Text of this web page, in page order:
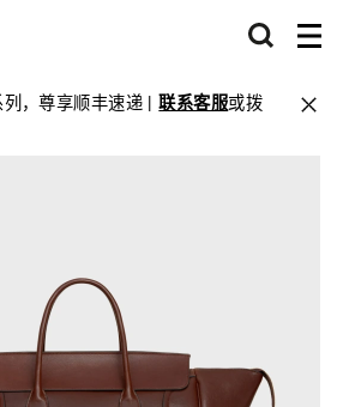
，尊享顺丰速递 |联系客服或拨